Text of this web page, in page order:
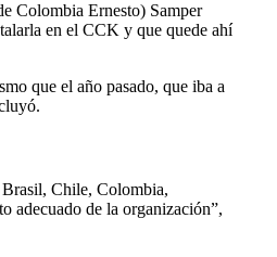
Colombia Ernesto) Samper
en el CCK y que quede ahí
que el año pasado, que iba a
Chile, Colombia,
adecuado de la organización”,